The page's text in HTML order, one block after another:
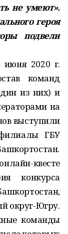
не умеют».
героя
подвели
июня 2020 г.
команд
из них) и
на
выступили
ГБУ
квесте
конкурса
округ-Югру.
команды